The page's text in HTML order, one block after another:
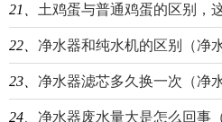
21、 土鸡蛋与普通鸡蛋的区别，
22、 净水器和纯水机的区别（净
23、 净水器滤芯多久换一次（净
24、 净水器废水量大是怎么回事（净水器废水量大